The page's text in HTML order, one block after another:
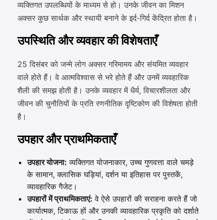
व्यक्तिगत उपलब्धियों के माध्यम से हो। उनके जीवन का मिशन
अक्सर कुछ सार्थक और स्थायी बनाने के इर्द-गिर्द केंद्रित होता है।
उपस्थिति और व्यवहार की विशेषताएँ
25 दिसंबर को जन्मे लोग अक्सर गरिमामय और संयमित व्यवहार
वाले होते हैं। वे आत्मविश्वास से भरे होते हैं और उनमें व्यवहारिक
शैली की समझ होती है। उनके व्यवहार में धैर्य, विचारशीलता और
जीवन की चुनौतियों के प्रति रणनीतिक दृष्टिकोण की विशेषता होती
है।
उपहार और प्राथमिकताएँ
उपहार योजना: व्यक्तिगत योजनाकार, उच्च गुणवत्ता वाले चमड़े
के सामान, क्लासिक घड़ियां, दर्शन या इतिहास पर पुस्तकें,
व्यावहारिक गैजेट।
उपहारों में प्राथमिकताएं: वे ऐसे उपहारों की सराहना करते हैं जो
कार्यात्मक, टिकाऊ हों और उनकी व्यावहारिक प्रकृति को दर्शाते